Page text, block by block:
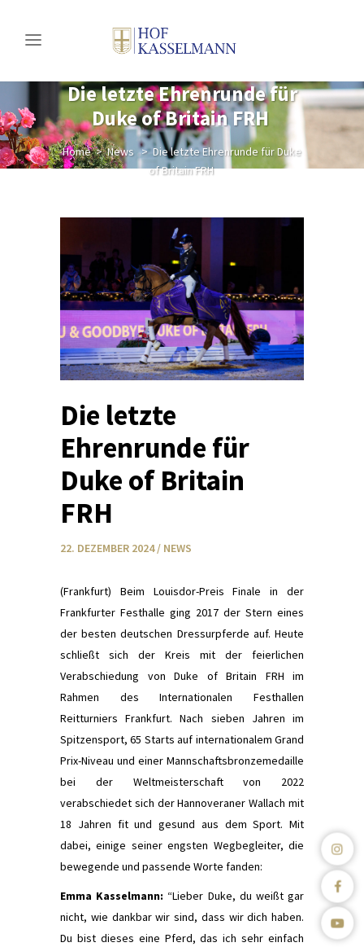
Die letzte Ehrenrunde für
Duke of Britain FRH
Home>News >Die letzte Ehrenrunde für Duke
of Britain FRH
Die letzte
Ehrenrunde für
Duke of Britain
FRH
22. DEZEMBER 2024/ NEWS
(Frankfurt) Beim Louisdor-Preis Finale in der
Frankfurter Festhalle ging 2017 der Stern eines
der besten deutschen Dressurpferde auf. Heute
schließt sich der Kreis mit der feierlichen
Verabschiedung von Duke of Britain FRH im
Rahmen des Internationalen Festhallen
Reitturniers Frankfurt. Nach sieben Jahren im
Spitzensport, 65 Starts auf internationalem Grand
Prix-Niveau und einer Mannschaftsbronzemedaille
bei der Weltmeisterschaft von 2022
verabschiedet sich der Hannoveraner Wallach mit
18 Jahren fit und gesund aus dem Sport. Mit
dabei, einige seiner engsten Wegbegleiter, die
bewegende und passende Worte fanden:
Emma Kasselmann: “Lieber Duke, du weißt gar
nicht, wie dankbar wir sind, dass wir dich haben.
Du bist dieses eine Pferd, das ich sehr einfach